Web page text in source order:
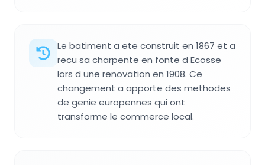
Le batiment a ete construit en 1867 et a
recu sa charpente en fonte d Ecosse
lors d une renovation en 1908. Ce
changement a apporte des methodes
de genie europennes qui ont
transforme le commerce local.